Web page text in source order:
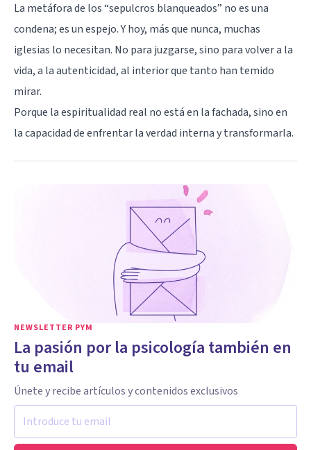
La metáfora de los “sepulcros blanqueados” no es una
condena; es un espejo. Y hoy, más que nunca, muchas
iglesias lo necesitan. No para juzgarse, sino para volver a la
vida, a la autenticidad, al interior que tanto han temido
mirar.
Porque la espiritualidad real no está en la fachada, sino en
la capacidad de enfrentar la verdad interna y transformarla.
NEWSLETTER PYM
La pasión por la psicología también en
tu email
Únete y recibe artículos y contenidos exclusivos